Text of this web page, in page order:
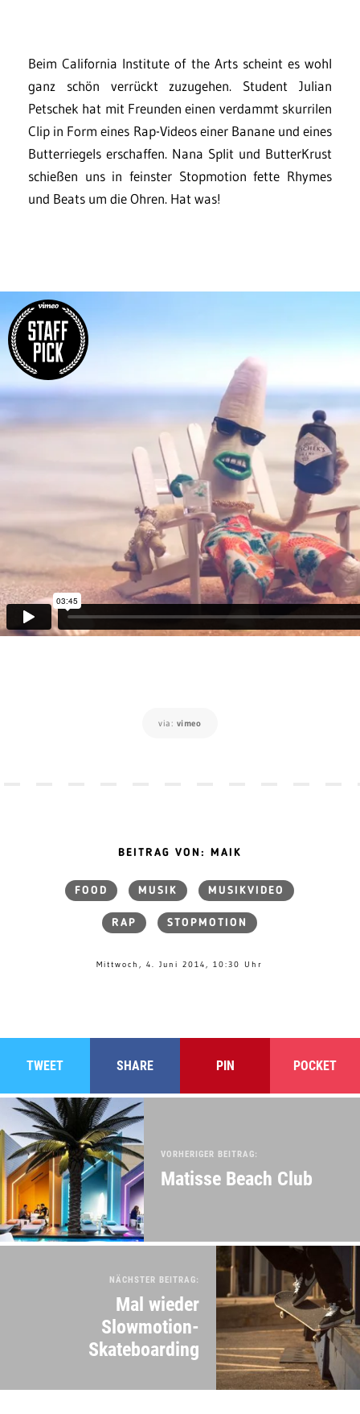
Beim California Institute of the Arts scheint es wohl
ganz schön verrückt zuzugehen. Student Julian
Petschek hat mit Freunden einen verdammt skurrilen
Clip in Form eines Rap-Videos einer Banane und eines
Butterriegels erschaffen. Nana Split und ButterKrust
schießen uns in feinster Stopmotion fette Rhymes
und Beats um die Ohren. Hat was!
via: vimeo
BEITRAG VON: MAIK
FOOD MUSIK MUSIKVIDEO
RAP STOPMOTION
Mittwoch, 4. Juni 2014, 10:30 Uhr
TWEET SHARE PIN POCKET
VORHERIGER BEITRAG:
Matisse Beach Club
NÄCHSTER BEITRAG:
Mal wieder
Slowmotion-
Skateboarding